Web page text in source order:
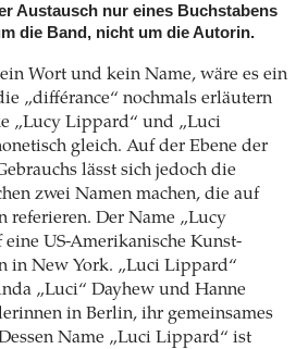
Austausch nur eines Buchstabens
die Band, nicht um die Autorin.
Wort und kein Name, wäre es ein
„différance“ nochmals erläutern
„Lucy Lippard“ und „Luci
gleich. Auf der Ebene der
lässt sich jedoch die
zwei Namen machen, die auf
referieren. Der Name „Lucy
US-Amerikanische Kunst-
New York. „Luci Lippard“
„Luci“ Dayhew und Hanne
in Berlin, ihr gemeinsames
Name „Luci Lippard“ ist